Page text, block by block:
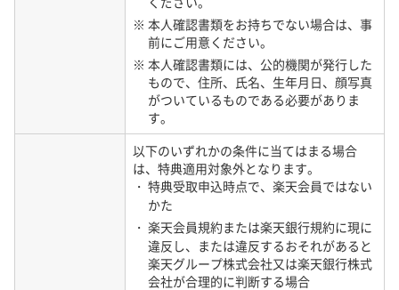
当社からその支払いを減免されることはありませんので十分
に注意したうえで本サービスを利用してください。
・ 無料となる範囲は、当社が別途定める通りとします。
・ 高速データ容量は、国内は、楽天回線エリア、パートナー
回線エリア（国内）の合算値となります。海外は、各エリ
アでご利用になられたパートナー回線エリア（海外）の合
算値となります。また、高速データ容量は、速度制限の有
無にかかわらず、すべてのご利用分が含まれます。
・ パートナー回線エリア（海外）とは、海外ローミング（デ
ータ通信）でご利用可能な海外の対象国と地域です。
※ 本人確認書類をお持ちでない場合は、事
前にご用意ください。
※ 本人確認書類には、公的機関が発行した
もので、住所、氏名、生年月日、顔写真
がついているものである必要がありま
す。
以下のいずれかの条件に当てはまる場合
は、特典適用対象外となります。
・ 特典受取申込時点で、楽天会員ではない
かた
・ 楽天会員規約または楽天銀行規約に現に
違反し、または違反するおそれがあると
楽天グループ株式会社又は楽天銀行株式
会社が合理的に判断する場合